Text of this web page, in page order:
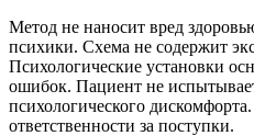
Метод не наносит вред
психики. Схема не содержит
Психологические установки
ошибок. Пациент не
психологического
ответственности за поступки.